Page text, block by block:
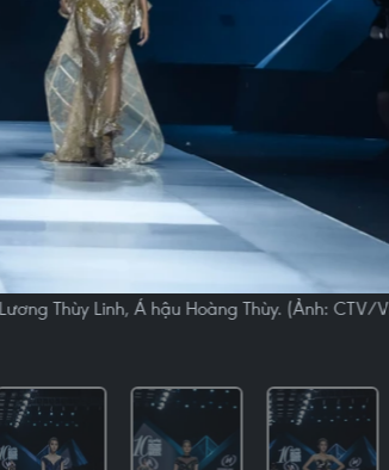
Thùy Linh, Á hậu Hoàng Thùy. (Ảnh: CTV/